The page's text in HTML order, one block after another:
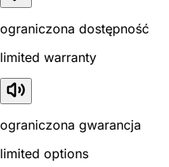
ograniczona dostępność
limited warranty
ograniczona gwarancja
limited options